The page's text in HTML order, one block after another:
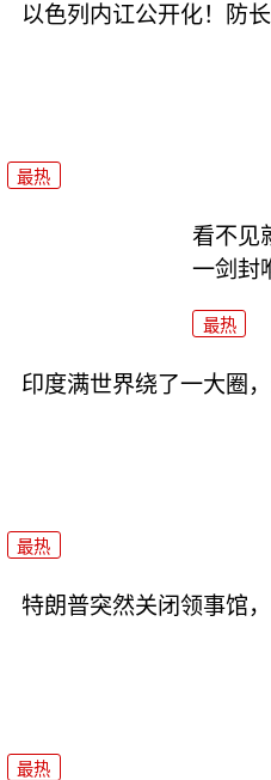
以色列内讧公开化！防
最热
看不见
一剑封
最热
印度满世界绕了一大圈
最热
特朗普突然关闭领事馆
最热